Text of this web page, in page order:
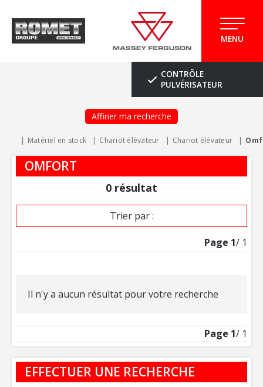
MENU
CONTRÔLE
PULVÉRISATEUR
Affiner ma recherche
Matériel en stock Chariot élévateur Chariot élévateur
OMFORT
0 résultat
Trier par :
Page 1/ 1
Il n'y a aucun résultat pour votre recherche
Page 1/ 1
EFFECTUER UNE RECHERCHE